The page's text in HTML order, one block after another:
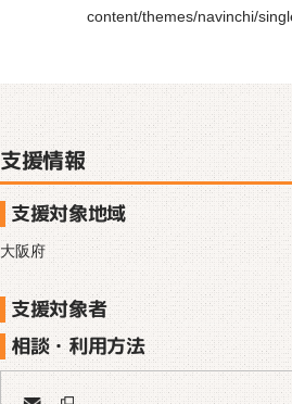
content/themes/navinchi/
支援情報
支援対象地域
大阪府
支援対象者
相談・利用方法